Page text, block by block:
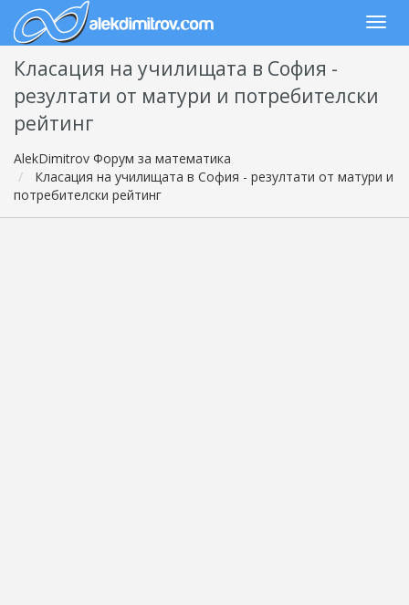
Класация на училищата в София -
резултати от матури и потребителски
рейтинг
AlekDimitrov Форум за математика
Класация на училищата в София - резултати от матури и
потребителски рейтинг